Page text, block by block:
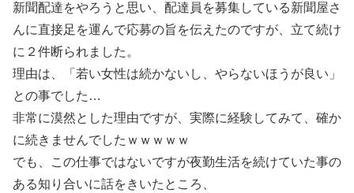
新聞配達をやろうと思い、配達員を募集している新聞屋さ
んに直接足を運んで応募の旨を伝えたのですが、立て続け
に２件断られました。
理由は、「若い女性は続かないし、やらないほうが良い」
との事でした…
非常に漠然とした理由ですが、実際に経験してみて、確か
に続きませんでしたｗｗｗｗｗ
でも、この仕事ではないですが夜勤生活を続けていた事の
ある知り合いに話をきいたところ、